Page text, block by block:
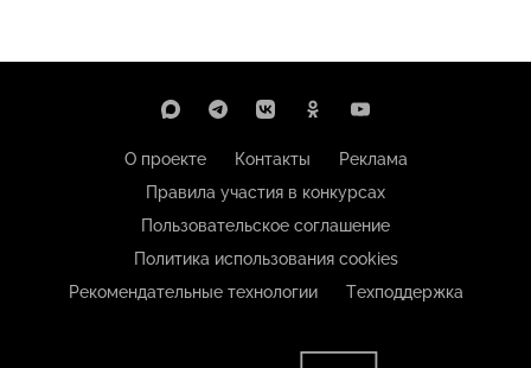
О проекте Контакты
Реклама
Правила участия в конкурсах
Пользовательское соглашение
Политика использования cookies
Рекомендательные технологии
Техподдержка